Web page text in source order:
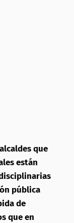
que
están
pública
de
que en